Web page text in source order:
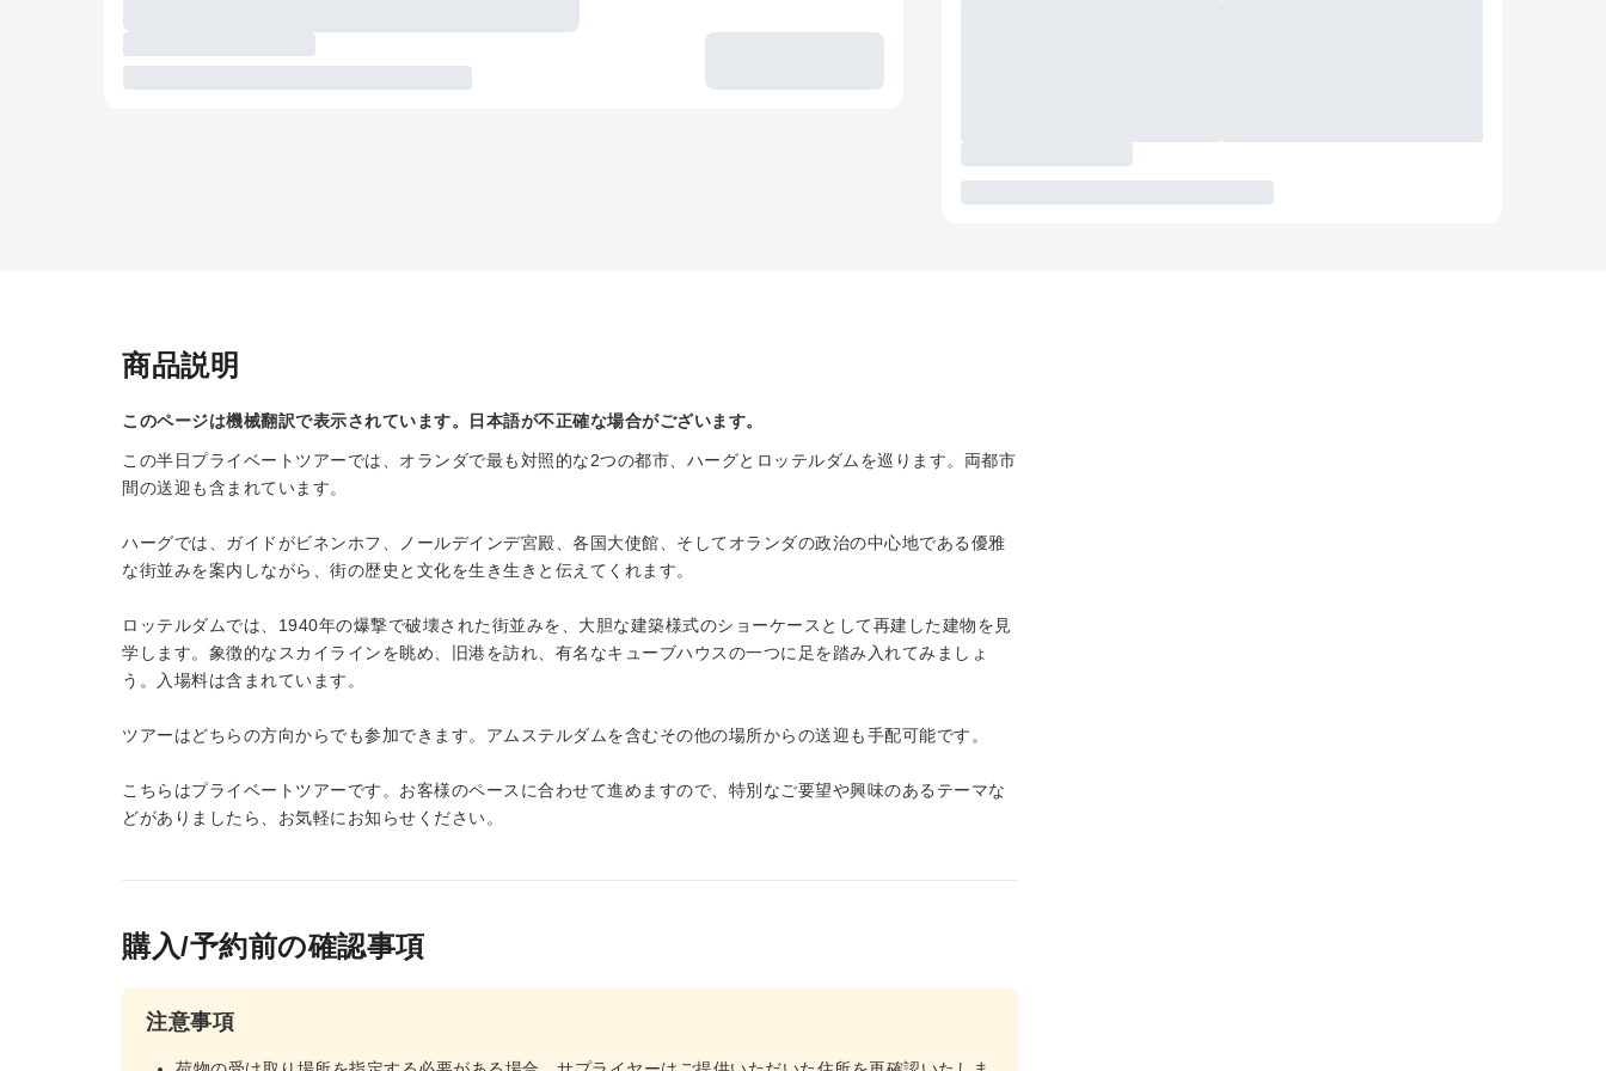
商品説明
このページは機械翻訳で表示されています。日本語が不正確な場合がございます。
この半日プライベートツアーでは、オランダで最も対照的な2つの都市、ハーグとロッテルダムを巡ります。両都市
間の送迎も含まれています。
ハーグでは、ガイドがビネンホフ、ノールデインデ宮殿、各国大使館、そしてオランダの政治の中心地である優雅
な街並みを案内しながら、街の歴史と文化を生き生きと伝えてくれます。
ロッテルダムでは、1940年の爆撃で破壊された街並みを、大胆な建築様式のショーケースとして再建した建物を見
学します。象徴的なスカイラインを眺め、旧港を訪れ、有名なキューブハウスの一つに足を踏み入れてみましょ
う。入場料は含まれています。
ツアーはどちらの方向からでも参加できます。アムステルダムを含むその他の場所からの送迎も手配可能です。
こちらはプライベートツアーです。お客様のペースに合わせて進めますので、特別なご要望や興味のあるテーマな
どがありましたら、お気軽にお知らせください。
購入/予約前の確認事項
注意事項